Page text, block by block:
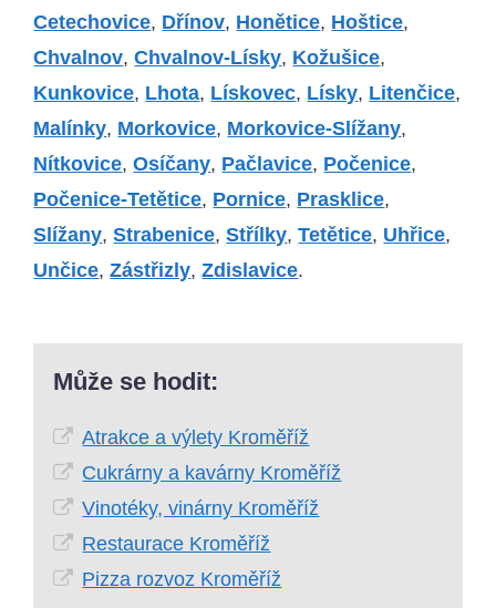
Cetechovice, Dřínov, Honětice, Hoštice,
Chvalnov,Chvalnov-Lísky, Kožušice,
Kunkovice, Lhota, Lískovec, Lísky, Litenčice,
Malínky, Morkovice, Morkovice-Slížany,
Nítkovice,Osíčany, Pačlavice, Počenice,
Počenice-Tetětice, Pornice, Prasklice,
Slížany,Strabenice,Střílky,Tetětice, Uhřice,
Unčice,Zástřizly,Zdislavice.
Může se hodit:
Atrakce a výlety Kroměříž
Cukrárny a kavárny Kroměříž
Vinotéky, vinárny Kroměříž
Restaurace Kroměříž
Pizza rozvoz Kroměříž